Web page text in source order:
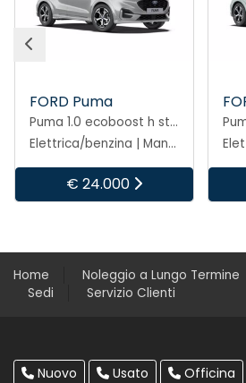
FORD Puma
Puma 1.0 ecoboost h st-line 125cv
Elettrica/benzina | Manuale
€ 24.000
FORD
Home Noleggio a Lungo Termine
Sedi
Servizio Clienti
Nuovo Usato Officina